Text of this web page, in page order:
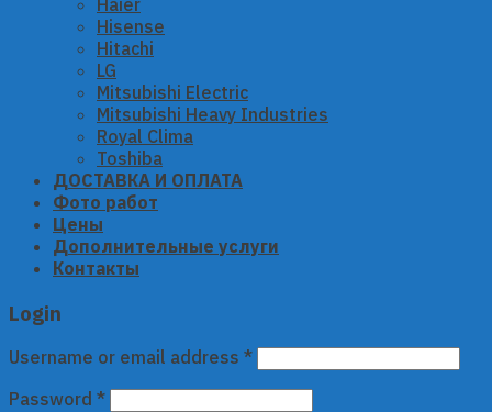
Hisense
Hitachi
LG
Mitsubishi Electric
Mitsubishi Heavy Industries
Royal Clima
Toshiba
ДОСТАВКА И ОПЛАТА
Фото работ
Цены
Дополнительные услуги
Контакты
Login
Username or email address *
Password *